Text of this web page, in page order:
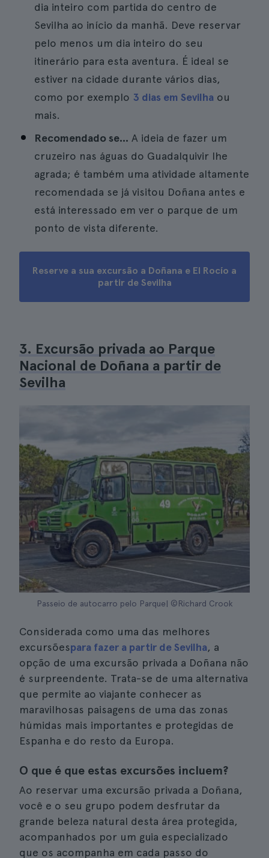
dia inteiro com partida do centro de
Sevilha ao início da manhã. Deve reservar
pelo menos um dia inteiro do seu
itinerário para esta aventura. É ideal se
estiver na cidade durante vários dias,
como por exemplo 3 dias em Sevilha ou
mais.
Recomendado se... A ideia de fazer um
cruzeiro nas águas do Guadalquivir lhe
agrada; é também uma atividade altamente
recomendada se já visitou Doñana antes e
está interessado em ver o parque de um
ponto de vista diferente.
Reserve a sua excursão a Doñana e El Rocío a
partir de Sevilha
3. Excursão privada ao Parque
Nacional de Doñana a partir de
Sevilha
Passeio de autocarro pelo Parque| ©Richard Crook
Considerada como uma das melhores
excursõespara fazer a partir de Sevilha, a
opção de uma excursão privada a Doñana não
é surpreendente. Trata-se de uma alternativa
que permite ao viajante conhecer as
maravilhosas paisagens de uma das zonas
húmidas mais importantes e protegidas de
Espanha e do resto da Europa.
O que é que estas excursões incluem?
Ao reservar uma excursão privada a Doñana,
você e o seu grupo podem desfrutar da
grande beleza natural desta área protegida,
acompanhados por um guia especializado
que os acompanha em cada passo do